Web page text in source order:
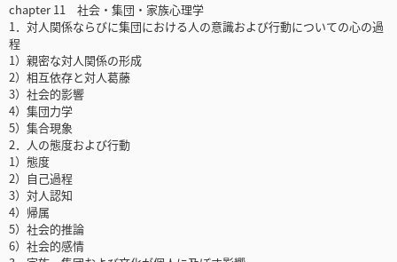
chapter 11 社会・集団・家族心理学
1．対人関係ならびに集団における人の意識および行動についての心の過
程
1）親密な対人関係の形成
2）相互依存と対人葛藤
3）社会的影響
4）集団力学
5）集合現象
2．人の態度および行動
1）態度
2）自己過程
3）対人認知
4）帰属
5）社会的推論
6）社会的感情